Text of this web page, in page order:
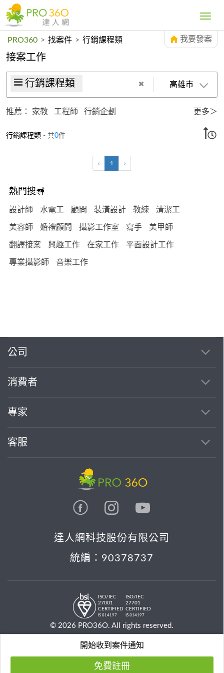
Toggle
PRO360 > 找案件 > 行銷課程類 我要發案
接案工作
開始收到案件通知
免費註冊
行銷課程類 高雄市
推薦： 家教 工程師 行銷企劃 更多＞
行銷課程類 - 共0件
‹ 1 ›
熱門搜尋
設計師 水電工 顧問 裝潢設計 教練 清潔工
美容師 婚禮顧問 攝影工作室 寫手 美甲師
翻譯接案 興趣工作 在家工作 平面設計工作
專業攝影師 音樂工作
公司
消費者
專家
客服
達人網科技股份有限公司
統編：90378737
ISO/IEC
27001
CERTIFIED
IS 814197
ISO/IEC
27701
CERTIFIED
IS 814197
© 2026 PRO36O. All rights reserved.